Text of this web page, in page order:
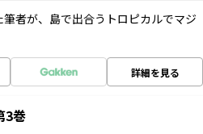
者が、島で出合うトロピカルでマジ
詳細を見る
3巻